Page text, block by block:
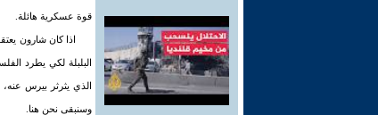
قوة عسكرية هائلة.
اذا كان شارون
البلبلة لكي يطرد
الذي يثرثر بيرس
وسنبقى نحن هنا.